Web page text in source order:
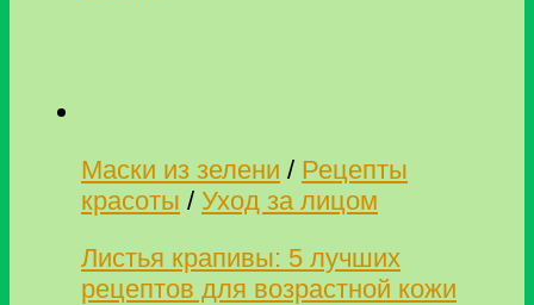
Маски из зелени / Рецепты
красоты / Уход за лицом
Листья крапивы: 5 лучших
рецептов для возрастной кожи